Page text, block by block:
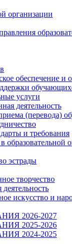
организации
обеспечение и
услуги
деятельность
(перевода)
и требования
образовательной
эстрады
творчество
искусство и
2026-2027
2025-2026
2024-2025